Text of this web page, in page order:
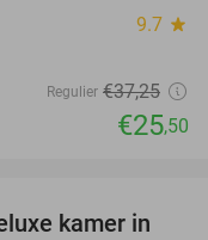
9.7 star
Regulier €37,25
€25,50
kamer in